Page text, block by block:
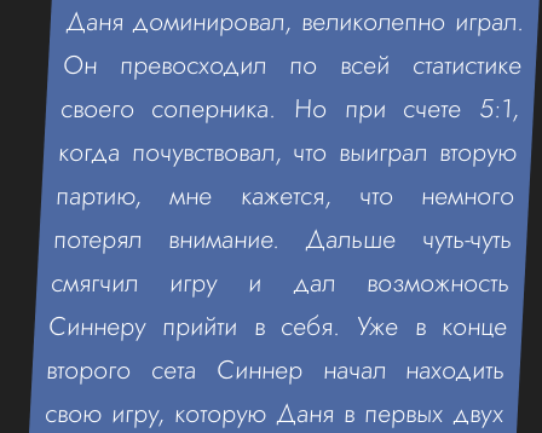
Даня доминировал, великолепно играл.
Он превосходил по всей статистике
своего соперника. Но при счете 5:1,
когда почувствовал, что выиграл вторую
партию, мне кажется, что немного
потерял внимание. Дальше чуть-чуть
смягчил игру и дал возможность
Синнеру прийти в себя. Уже в конце
второго сета Синнер начал находить
свою игру, которую Даня в первых двух